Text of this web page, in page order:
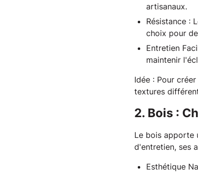
artisanaux.
Résistance :
choix pour
Entretien
maintenir
Idée : Pour
textures
2. Bois :
Le bois apporte
d'entretien, ses
Esthétique